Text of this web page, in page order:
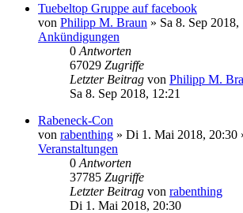
Tuebeltop Gruppe auf facebook
von Philipp M. Braun » Sa 8. Sep 2018,
Ankündigungen
0 Antworten
67029 Zugriffe
Letzter Beitrag von Philipp M.
Sa 8. Sep 2018, 12:21
Rabeneck-Con
von rabenthing » Di 1. Mai 2018, 20:30
Veranstaltungen
0 Antworten
37785 Zugriffe
Letzter Beitrag von rabenthing
Di 1. Mai 2018, 20:30